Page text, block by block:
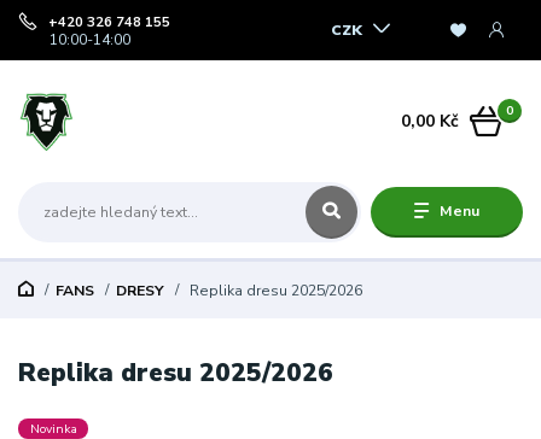
Menu
CZK
+420 326 748 155
10:00-14:00
0
0,00 Kč
FANS DRESY Replika dresu 2025/2026
Replika dresu 2025/2026
Novinka